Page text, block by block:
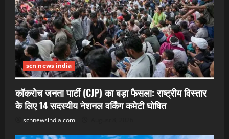
scn news india
कॉकरोच जनता पार्टी (CJP) का बड़ा फैसला: राष्ट्रीय विस्तार
के लिए 14 सदस्यीय नेशनल वर्किंग कमेटी घोषित
scnnewsindia.com